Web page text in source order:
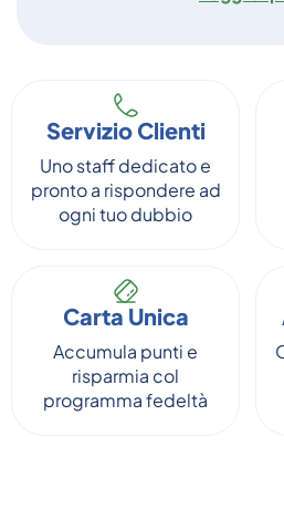
Servizio Clienti
Uno staff dedicato e
pronto a rispondere ad
ogni tuo dubbio
Carta Unica
Accumula punti e
risparmia col
programma fedeltà